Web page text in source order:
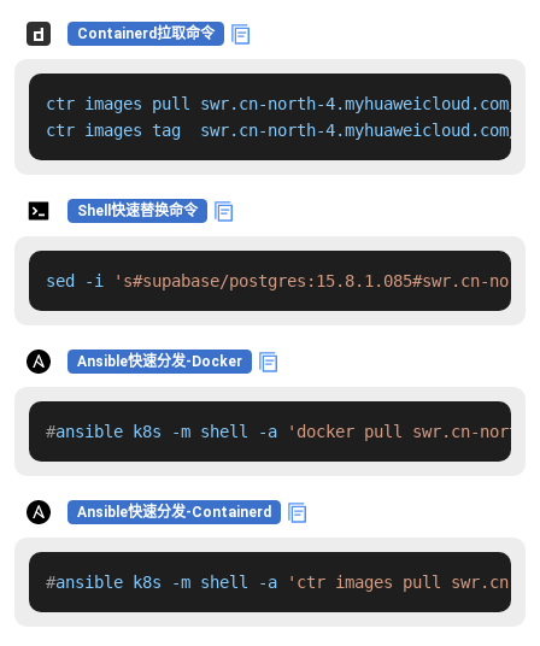
Containerd拉取命令
ctr images pull swr.cn-north-4.myhuaweicloud.com/
ctr images tag  swr.cn-north-4.myhuaweicloud.com/
Shell快速替换命令
sed -i 's#supabase/postgres:15.8.1.085#swr.cn-
Ansible快速分发-Docker
#ansible k8s -m shell -a 'docker pull swr.cn-north-
Ansible快速分发-Containerd
#ansible k8s -m shell -a 'ctr images pull swr.cn-